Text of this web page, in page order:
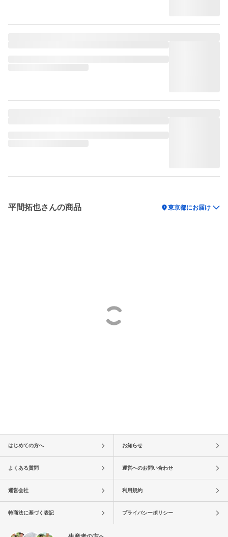
平間拓也さんの商品 location_on東京都にお届け
はじめての方へ お知らせ
よくある質問 運営へのお問い合わせ
運営会社 利用規約
特商法に基づく表記 プライバシーポリシー